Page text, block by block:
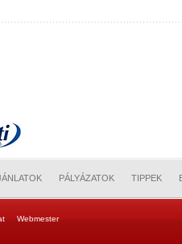
PÁLYÁZATOK TIPPEK
Webmester